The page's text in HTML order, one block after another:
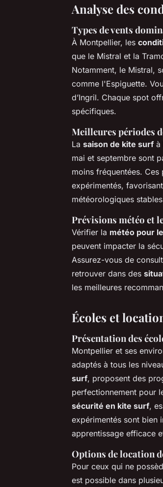
Analyse des
Types de vents
À Montpellier, les
que le Mistral et la
Notamment, le Mistral,
comme l'Espiguette.
d’Ingril. Chaque spot
spécifiques.
Meilleures périodes
La saison de kite surf à
mai et septembre sont
moins fréquentées.
expérimentés,
météorologiques
Prévisions météo et
Vérifier la météo pour
peuvent impacter la
Assurez-vous de
retrouver dans des
les meilleures
Écoles et
Présentation des
Montpellier et ses
adaptés à tous les
surf, proposent des
perfectionnement pour
sécurité en kite surf,
expérimentés sont bien
apprentissage efficace
Options de location
Pour ceux qui ne
est possible dans